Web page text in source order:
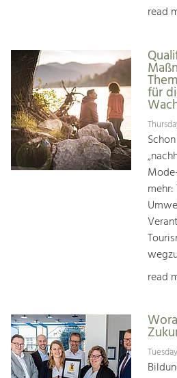
read
für
read